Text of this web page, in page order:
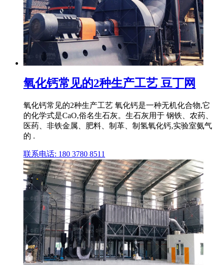
氧化钙常见的2种生产工艺 豆丁网
氧化钙常见的2种生产工艺 氧化钙是一种无机化合物,它
的化学式是CaO,俗名生石灰。生石灰用于 钢铁、农药、
医药、非铁金属、肥料、制革、制氢氧化钙,实验室氨气
的 .
联系电话: 180 3780 8511